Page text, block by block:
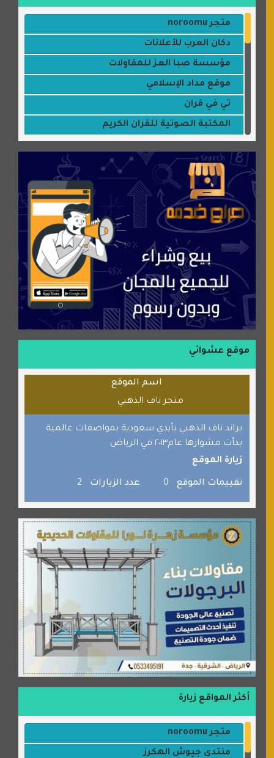
متجر noroomu
دكان العرب للأعلانات
مؤسسة صبا العز للمقاولات
موقع مداد الإسلامي
تي في قران
المكتبة الصوتية للقران الكريم
موقع سيارات عربية
عالم كوكي
سورة قران
شركة إعمار الرياض للخدمات المنزلية
شبكة رأيي
موسوعة نور الرحمن
منتدى جيوش الهكرز
بلو باص
موقع حراج خدمة
الطبي
قراننا
برامج كمبيوتر
جائزة دبي الدولية للقران الكريم
صفنة دوت كوم
الألسن لخدمات الترجمة المعتمدة
موقع عشوائي
اسم الموقع
متجر ناف الذهبي
براند ناف الذهبي بأيدي سعودية بمواصفات عالمية
بدأت مشوارها عام٢٠١٣ في الرياض
زيارة الموقع
تقييمات الموقع 0 عدد الزيارات 2
أكثر المواقع زيارة
متجر noroomu
منتدى جيوش الهكرز